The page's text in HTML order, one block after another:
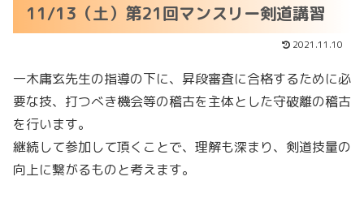
11/13（土）第21回マンスリー剣道講習
2021.11.10
一木庸玄先生の指導の下に、昇段審査に合格するために必
要な技、打つべき機会等の稽古を主体とした守破離の稽古
を行います。
継続して参加して頂くことで、理解も深まり、剣道技量の
向上に繋がるものと考えます。